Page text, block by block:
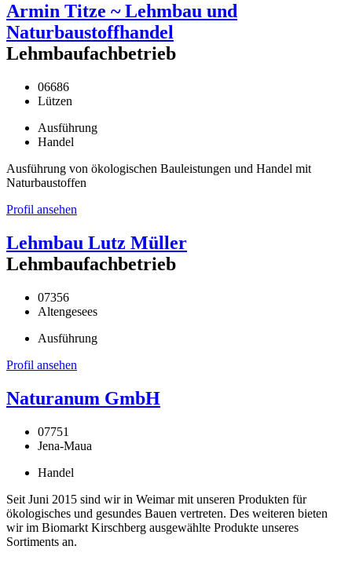
Armin Titze ~ Lehmbau und
Naturbaustoffhandel
Lehmbaufachbetrieb
06686
Lützen
Ausführung
Handel
Ausführung von ökologischen Bauleistungen und Handel mit
Naturbaustoffen
Profil ansehen
Lehmbau Lutz Müller
Lehmbaufachbetrieb
07356
Altengesees
Ausführung
Profil ansehen
Naturanum GmbH
07751
Jena-Maua
Handel
Seit Juni 2015 sind wir in Weimar mit unseren Produkten für
ökologisches und gesundes Bauen vertreten. Des weiteren bieten
wir im Biomarkt Kirschberg ausgewählte Produkte unseres
Sortiments an.